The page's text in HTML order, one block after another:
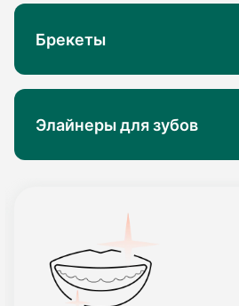
Брекеты
Элайнеры для зубов